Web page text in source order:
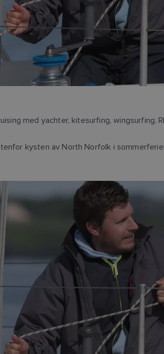
i Fareham i Storbritannia. Man kan
med yachter, kitesurfing, wingsurfing,
kysten av North Norfolk i